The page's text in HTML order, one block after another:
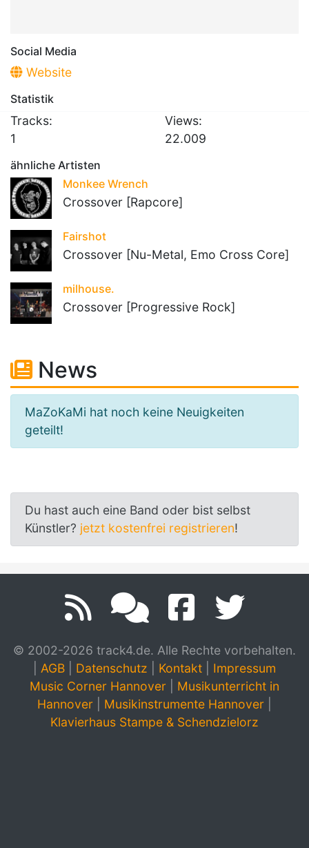
Social Media
Website
Statistik
Tracks:
1
Views:
22.009
ähnliche Artisten
Monkee Wrench
Crossover [Rapcore]
Fairshot
Crossover [Nu-Metal, Emo Cross Core]
milhouse.
Crossover [Progressive Rock]
News
MaZoKaMi hat noch keine Neuigkeiten
geteilt!
Du hast auch eine Band oder bist selbst
Künstler? jetzt kostenfrei registrieren!
© 2002-2026 track4.de. Alle Rechte vorbehalten.
AGB Datenschutz Kontakt
Impressum
Music Corner Hannover
Musikunterricht in
Hannover
Musikinstrumente Hannover
Klavierhaus Stampe & Schendzielorz